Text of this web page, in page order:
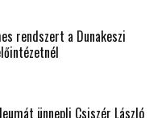
rendszert a Dunakeszi
ünnepli Csiszér László